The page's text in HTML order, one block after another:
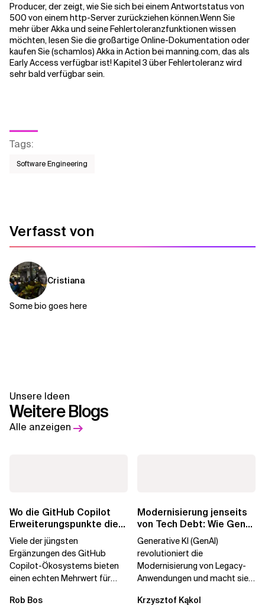
Producer, der zeigt, wie Sie sich bei einem Antwortstatus von
500 von einem http-Server zurückziehen können.Wenn Sie
mehr über Akka und seine Fehlertoleranzfunktionen wissen
möchten, lesen Sie die großartigeOnline-Dokumentation oder
kaufen Sie (schamlos) Akka in Action beimanning.com, das als
Early Access verfügbar ist! Kapitel 3 über Fehlertoleranz wird
sehr bald verfügbar sein.
Tags:
Software Engineering
Verfasst von
Cristiana
Some bio goes here
Unsere Ideen
Weitere Blogs
Alle anzeigen
Wo die GitHub Copilot
Erweiterungspunkte die
Governance brechen
Viele der jüngsten
Ergänzungen des GitHub
Copilot-Ökosystems bieten
einen echten Mehrwert für
aber auch die...
Rob Bos
Modernisierung jenseits
von Tech Debt: Wie GenAI
die
Generative KI (GenAI)
revolutioniert die
Modernisierung von Legacy-
Anwendungen und macht sie
Durch die Automatisierung...
Krzysztof Kąkol